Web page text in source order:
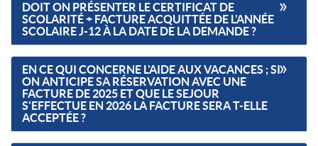
DOIT ON PRÉSENTER LE CERTIFICAT DE
SCOLARITÉ + FACTURE ACQUITTÉE DE L'ANNÉE
SCOLAIRE J-12 À LA DATE DE LA DEMANDE ?
EN CE QUI CONCERNE L'AIDE AUX VACANCES ; SI
ON ANTICIPE SA RÉSERVATION AVEC UNE
FACTURE DE 2025 ET QUE LE SEJOUR
S'EFFECTUE EN 2026 LA FACTURE SERA T-ELLE
ACCEPTÉE ?